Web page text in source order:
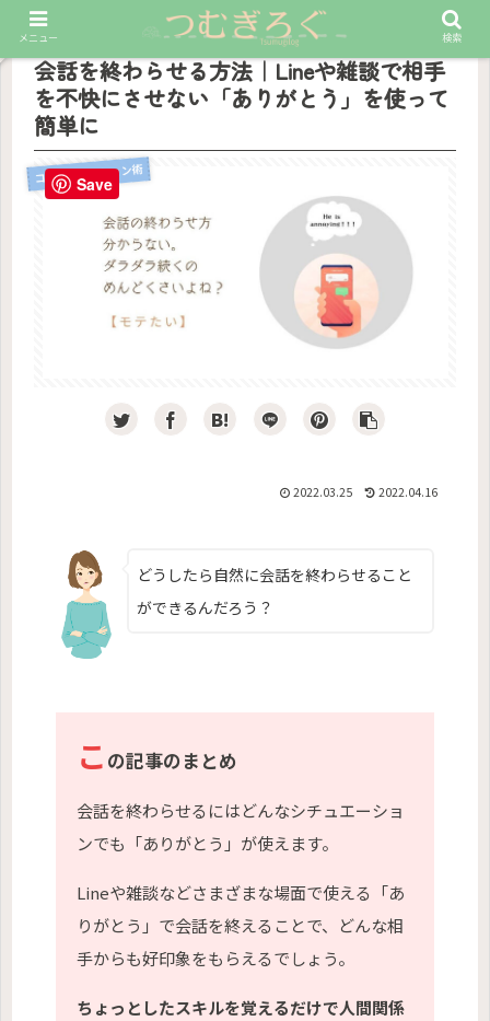
PR
会話を終わらせる方法｜Lineや雑談で相手
を不快にさせない「ありがとう」を使って
簡単に
コミュニケーション術
2022.03.25 2022.04.16
どうしたら自然に会話を終わらせること
ができるんだろう？
こ の記事のまとめ
会話を終わらせるにはどんなシチュエーショ
ンでも「ありがとう」が使えます。
Lineや雑談などさまざまな場面で使える「あ
りがとう」で会話を終えることで、どんな相
手からも好印象をもらえるでしょう。
ちょっとしたスキルを覚えるだけで人間関係
メニュー 検索
Save